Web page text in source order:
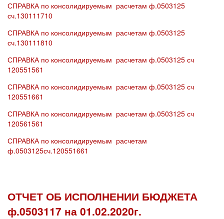
СПРАВКА по консолидируемым расчетам ф.0503125
сч.130111710
СПРАВКА по консолидируемым расчетам ф.0503125
сч.130111810
СПРАВКА по консолидируемым расчетам ф.0503125 сч
120551561
СПРАВКА по консолидируемым расчетам ф.0503125 сч
120551661
СПРАВКА по консолидируемым расчетам ф.0503125 сч
120561561
СПРАВКА по консолидируемым расчетам
ф.0503125сч.120551661
ОТЧЕТ ОБ ИСПОЛНЕНИИ БЮДЖЕТА
ф.0503117 на 01.02.2020г.